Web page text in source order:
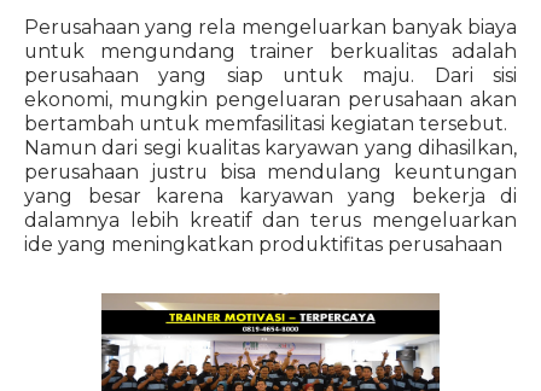
Perusahaan yang rela mengeluarkan banyak biaya
untuk mengundang trainer berkualitas adalah
perusahaan yang siap untuk maju. Dari sisi
ekonomi, mungkin pengeluaran perusahaan akan
bertambah untuk memfasilitasi kegiatan tersebut.
Namun dari segi kualitas karyawan yang dihasilkan,
perusahaan justru bisa mendulang keuntungan
yang besar karena karyawan yang bekerja di
dalamnya lebih kreatif dan terus mengeluarkan
ide yang meningkatkan produktifitas perusahaan